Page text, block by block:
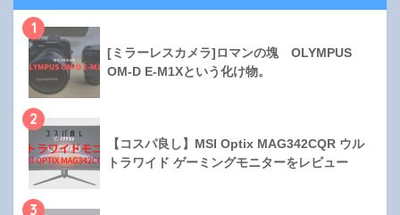
1
[ミラーレスカメラ]ロマンの塊 OLYMPUS
OM-D E-M1Xという化け物。
2
【コスパ良し】MSI Optix MAG342CQR ウル
トラワイド ゲーミングモニターをレビュー
3